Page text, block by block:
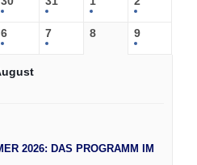
6 7 8 9
2026: DAS PROGRAMM IM